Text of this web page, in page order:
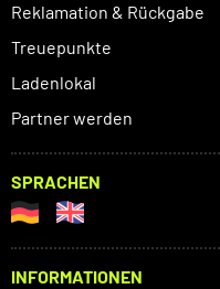
Reklamation & Rückgabe
Treuepunkte
Ladenlokal
Partner werden
SPRACHEN
INFORMATIONEN